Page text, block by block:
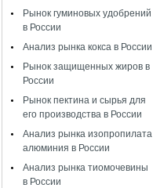
Рынок гуминовых удобрений
в России
Анализ рынка кокса в России
Рынок защищенных жиров в
России
Рынок пектина и сырья для
его производства в России
Анализ рынка изопропилата
алюминия в России
Анализ рынка тиомочевины
в России